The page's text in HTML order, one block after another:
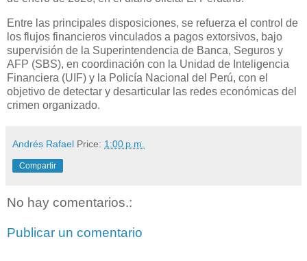
Entre las principales disposiciones, se refuerza el control de
los flujos financieros vinculados a pagos extorsivos, bajo
supervisión de la Superintendencia de Banca, Seguros y
AFP (SBS), en coordinación con la Unidad de Inteligencia
Financiera (UIF) y la Policía Nacional del Perú, con el
objetivo de detectar y desarticular las redes económicas del
crimen organizado.
Andrés Rafael Price: 1:00 p.m.
Compartir
No hay comentarios.:
Publicar un comentario